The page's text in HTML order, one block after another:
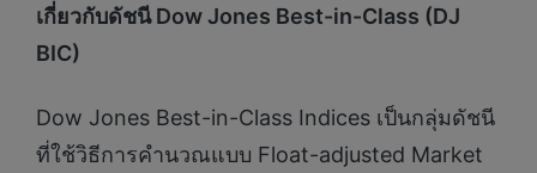
เกี่ยวกับดัชนีDow Jones Best-in-Class (DJ
BIC)
Dow Jones Best-in-Class Indices เป็นกลุ่มดัชนี
ที่ใช้วิธีการคำนวณแบบ Float-adjusted Market